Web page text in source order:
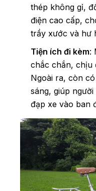
thép không gỉ,
điện cao cấp,
trầy xước và hư
Tiện ích đi kèm:
chắc chắn, chịu
Ngoài ra, còn
sáng, giúp
đạp xe vào ban